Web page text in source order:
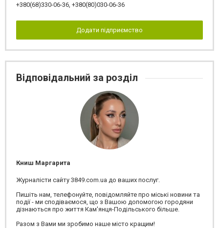
+380(68)330-06-36 +380(80)030-06-36
Додати підприємство
Відповідальний за розділ
Книш Маргарита
Журналісти сайту 3849.com.ua до ваших послуг.
Пишіть нам, телефонуйте, повідомляйте про міські новини та
події - ми сподіваємося, що з Вашою допомогою городяни
дізнаються про життя Кам'янця-Подільського більше.
Разом з Вами ми зробимо наше місто кращим!